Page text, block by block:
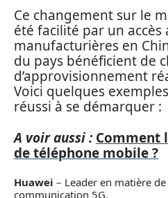
Ce changement sur le
été facilité par un accès
manufacturières en
du pays bénéficient de
d’approvisionnement
Voici quelques
réussi à se démarquer :
A voir aussi : Comment
de téléphone mobile ?
Huawei – Leader en matière
communication 5G.